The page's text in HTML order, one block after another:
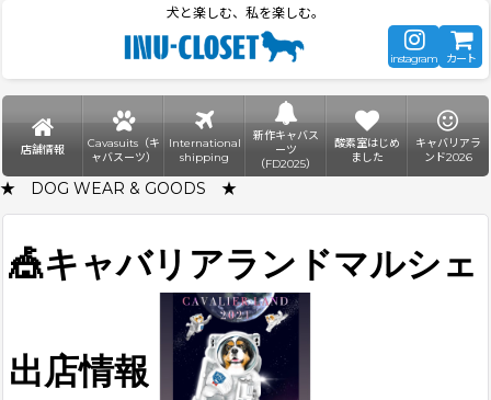
犬と楽しむ、私を楽しむ。
instagram カート
店舗情報
Cavasuits（キ
ャバスーツ）
International
shipping
新作キャバス
ーツ
（FD2025）
酸素室はじめ
ました
キャバリアラ
ンド2026
★ DOG WEAR & GOODS ★
🎪キャバリアランドマルシェ
出店情報